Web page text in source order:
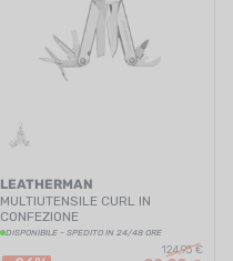
LEATHERMAN
MULTIUTENSILE CURL IN
CONFEZIONE
DISPONIBILE - SPEDITO IN 24/48 ORE
124,95 €